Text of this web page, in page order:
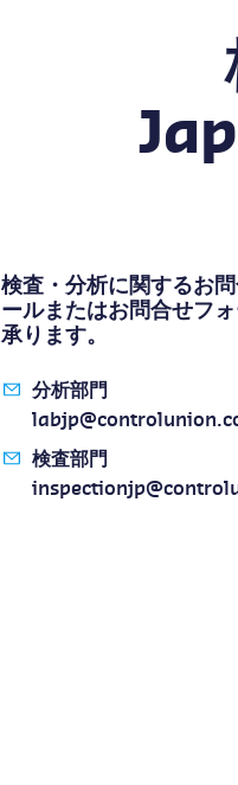
検査・分析に関するお
ールまたはお問合せフ
承ります。
分析部門
検査部門